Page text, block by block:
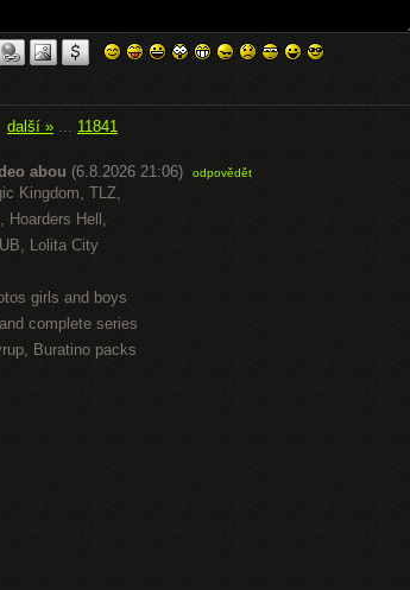
další » ... 11841
abou (6.8.2026 21:06) odpovědět
Kingdom, TLZ,
Hoarders Hell,
Lolita City
girls and boys
complete series
Buratino packs